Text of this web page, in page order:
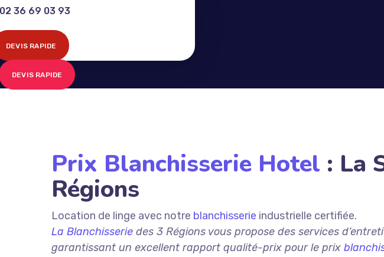
02 36 69 03 93
DEVIS RAPIDE
DEVIS RAPIDE
Prix Blanchisserie Hotel : La
Régions
Location de linge avec notre blanchisserie industrielle certifiée.
La Blanchisserie des 3 Régions vous propose des services
garantissant un excellent rapport qualité-prix pour le prix